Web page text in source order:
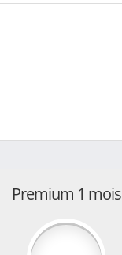
Premium 1 mois